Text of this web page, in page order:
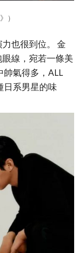
）
也很到位。 金
線，宛若一條美
帥氣得多，ALL
日系男星的味